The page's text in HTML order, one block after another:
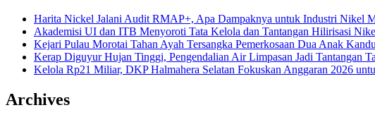
Harita Nickel Jalani Audit RMAP+, Apa Dampaknya untuk Industri Nikel
Akademisi UI dan ITB Menyoroti Tata Kelola dan Tantangan Hilirisasi
Kejari Pulau Morotai Tahan Ayah Tersangka Pemerkosaan Dua Anak
Kerap Diguyur Hujan Tinggi, Pengendalian Air Limpasan Jadi Tantangan
Kelola Rp21 Miliar, DKP Halmahera Selatan Fokuskan Anggaran 2026
Archives